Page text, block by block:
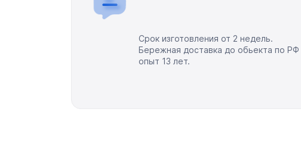
Срок изготовления от 2 недель.
Бережная доставка до обьекта по РФ
опыт 13 лет.